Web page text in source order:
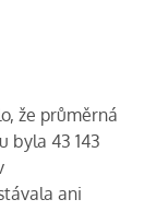
že průměrná
byla 43 143
ani